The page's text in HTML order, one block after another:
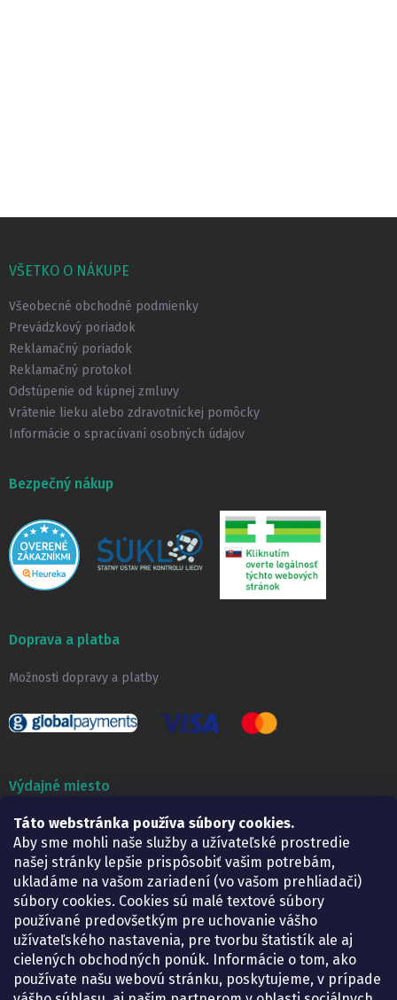
Táto webstránka používa súbory cookies.
Aby sme mohli naše služby a užívateľské prostredie
našej stránky lepšie prispôsobiť vašim potrebám,
ukladáme na vašom zariadení (vo vašom prehliadači)
súbory cookies. Cookies sú malé textové súbory
používané predovšetkým pre uchovanie vášho
užívateľského nastavenia, pre tvorbu štatistík ale aj
cielených obchodných ponúk. Informácie o tom, ako
používate našu webovú stránku, poskytujeme, v prípade
pVŠETKO O NÁKUPE
Všeobecné obchodné podmienky
Prevádzkový poriadok
Reklamačný poriadok
Reklamačný protokol
Odstúpenie od kúpnej zmluvy
Vrátenie lieku alebo zdravotníckej pomôcky
Informácie o spracúvaní osobných údajov
Bezpečný nákup
Doprava a platba
Možnosti dopravy a platby
Výdajné miesto
Lekáreň ADONAI
Košice – Smetanova 2
Pondelok:
07.30 – 15.30 h.
Utorok:
07.30 – 16.00 h.
Streda:
07.30 – 16.00 h.
Štvrtok:
07.30 – 15.30 h.
Piatok:
07.30 – 15.30 h.
KONTAKT